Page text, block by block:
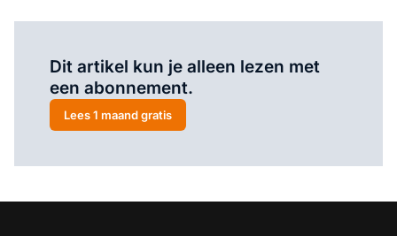
Dit artikel kun je alleen lezen met
een abonnement.
Lees 1 maand gratis